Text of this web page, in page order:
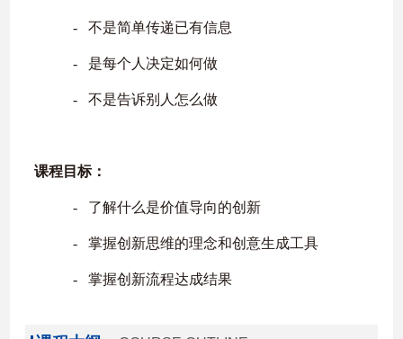
‐ 不是简单传递已有信息
‐ 是每个人决定如何做
‐ 不是告诉别人怎么做
课程目标：
‐ 了解什么是价值导向的创新
‐ 掌握创新思维的理念和创意生成工具
‐ 掌握创新流程达成结果